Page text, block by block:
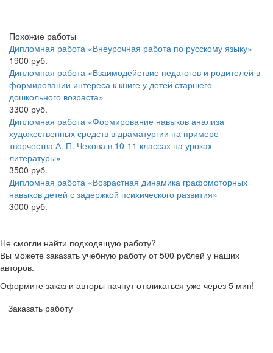
Похожие работы
Дипломная работа «Внеурочная работа по русскому языку»
1900 руб.
Дипломная работа «Взаимодействие педагогов и родителей в
формировании интереса к книге у детей старшего
дошкольного возраста»
3300 руб.
Дипломная работа «Формирование навыков анализа
художественных средств в драматургии на примере
творчества А. П. Чехова в 10-11 классах на уроках
литературы»
3500 руб.
Дипломная работа «Возрастная динамика графомоторных
навыков детей с задержкой психического развития»
3000 руб.
Не смогли найти подходящую работу?
Вы можете заказать учебную работу от 500 рублей у наших
авторов.
Оформите заказ и авторы начнут откликаться уже через 5 мин!
Заказать работу